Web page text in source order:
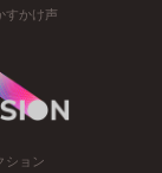
すかけ声
ション